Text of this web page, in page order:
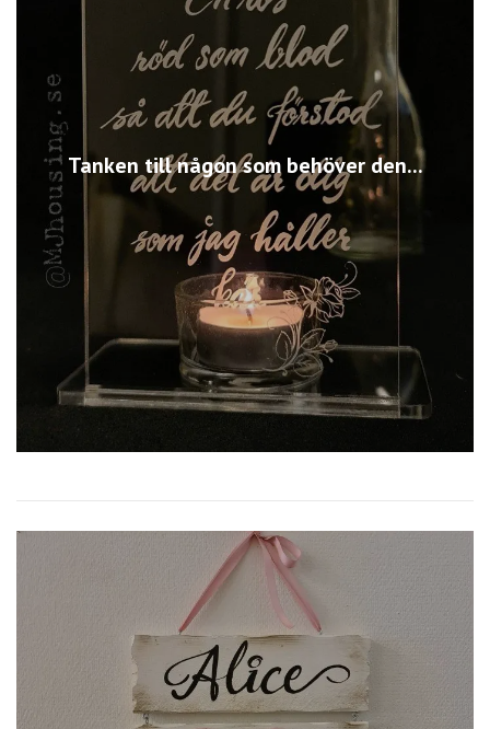
Tanken till någon som behöver den...